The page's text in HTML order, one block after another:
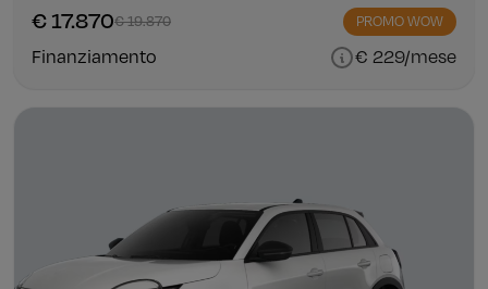
€ 17.870€ 19.870 PROMO WOW
Finanziamento € 229/mese